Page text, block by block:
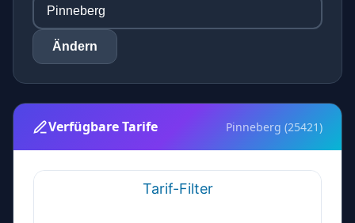
Ändern
Verfügbare Tarife Pinneberg (25421)